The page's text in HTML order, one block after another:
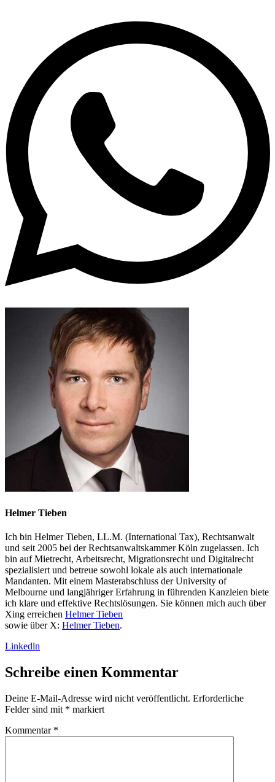
Helmer Tieben
Ich bin Helmer Tieben, LL.M. (International Tax), Rechtsanwalt
und seit 2005 bei der Rechtsanwaltskammer Köln zugelassen. Ich
bin auf Mietrecht, Arbeitsrecht, Migrationsrecht und Digitalrecht
spezialisiert und betreue sowohl lokale als auch internationale
Mandanten. Mit einem Masterabschluss der University of
Melbourne und langjähriger Erfahrung in führenden Kanzleien biete
ich klare und effektive Rechtslösungen. Sie können mich auch über
Xing erreichen Helmer Tieben
sowie über X: Helmer Tieben.
Linkedln
Schreibe einen Kommentar
Deine E-Mail-Adresse wird nicht veröffentlicht. Erforderliche
Felder sind mit * markiert
Kommentar *